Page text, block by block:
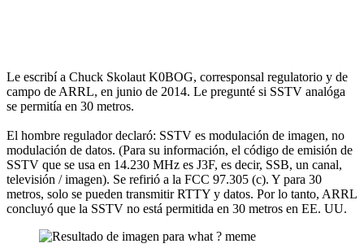
Le escribí a Chuck Skolaut K0BOG, corresponsal regulatorio y de
campo de ARRL, en junio de 2014. Le pregunté si SSTV analóga
se permitía en 30 metros.
El hombre regulador declaró: SSTV es modulación de imagen, no
modulación de datos. (Para su información, el código de emisión de
SSTV que se usa en 14.230 MHz es J3F, es decir, SSB, un canal,
televisión / imagen). Se refirió a la FCC 97.305 (c). Y para 30
metros, solo se pueden transmitir RTTY y datos. Por lo tanto, ARRL
concluyó que la SSTV no está permitida en 30 metros en EE. UU.